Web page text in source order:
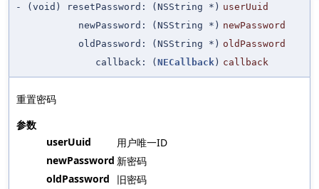
- (void) resetPassword: (NSString *) userUuid
newPassword:
(NSString *) newPassword
oldPassword:
(NSString *) oldPassword
callback:
( NECallback ) callback
重置密码
参数
userUuid
用户唯一ID
newPassword 新密码
oldPassword
旧密码